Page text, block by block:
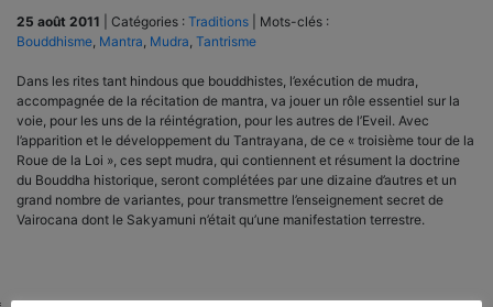
25 août 2011 Catégories : Traditions
Mots-clés :
Bouddhisme Mantra Mudra Tantrisme
Dans les rites tant hindous que bouddhistes, l’exécution de mudra,
accompagnée de la récitation de mantra, va jouer un rôle essentiel sur la
voie, pour les uns de la réintégration, pour les autres de l’Eveil. Avec
l’apparition et le développement du Tantrayana, de ce « troisième tour de la
Roue de la Loi », ces sept mudra, qui contiennent et résument la doctrine
du Bouddha historique, seront complétées par une dizaine d’autres et un
grand nombre de variantes, pour transmettre l’enseignement secret de
Vairocana dont le Sakyamuni n’était qu’une manifestation terrestre.